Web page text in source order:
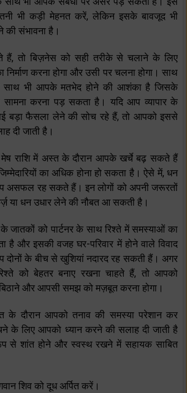
भी कड़ी मेहनत करें, लेकिन इसके बावजूद भी
की संभावना है।
हैं, तो बिज़नेस को सही तरीके से चलाने के लिए
करना होगा और उसी पर चलना होगा। साथ
के साथ भी आपके मतभेद होने की आशंका है जिसके
करना पड़ सकता है। यदि आप व्यापार के
बड़ा फैसला लेने की सोच रहे हैं, तो आपको इससे
दी जाती है।
राशि में अस्त के दौरान आपके खर्चे बढ़ सकते हैं
का अधिक होना हो सकता है। ऐसे में, धन
असफल रह सकते हैं। इन लोगों को अपनी जरूरतों
या धन उधार लेने की नौबत आ सकती है।
जातकों को पार्टनर के साथ रिश्ते में समस्याओं का
है और इसकी वजह घर-परिवार में होने वाले विवाद
के बीच से खुशियां नदारद रह सकती हैं। अगर
को बेहतर बनाए रखना चाहते हैं, तो आपको
और आपसी समझ को मज़बूत करना होगा।
के दौरान आपको तनाव की समस्या परेशान कर
के लिए आपको ध्यान करने की सलाह दी जाती है
से शांत होने और स्वस्थ रखने में सहायक साबित
शिव को दूध अर्पित करें।